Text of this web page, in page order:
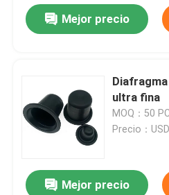
Mejor precio
ultra fina
MOQ：50
Precio：
Mejor precio